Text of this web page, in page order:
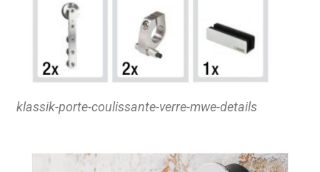
klassik-porte-coulissante-verre-mwe-details